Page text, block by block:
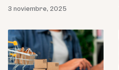
3 noviembre, 2025